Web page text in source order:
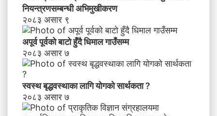
नियन्त्रणसम्बन्धी अभिमुखीकरण
२०८३ असार ९
अपूर्व पूर्वको बाटो हुँदै धिमाल गाउँसम्म
२०८३ असार ७
स्वस्थ बृद्धवस्थाका लागि योगको सार्थकता ?
२०८३ असार ७